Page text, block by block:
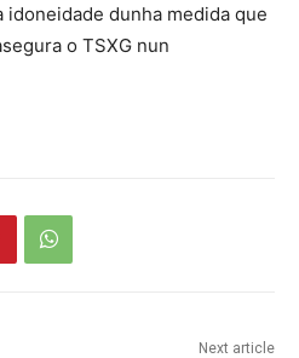
idoneidade dunha medida que
o TSXG nun
Next article